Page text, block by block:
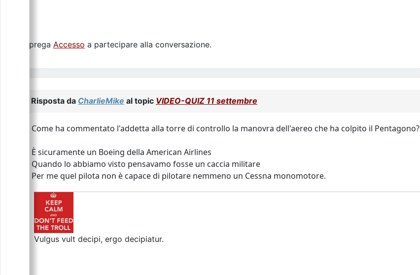
Si prega Accesso a partecipare alla conversazione.
Risposta da CharlieMike al topic VIDEO-QUIZ 11 settembre
Come ha commentato l'addetta alla torre di controllo la manovra dell'aereo che ha colpito il Pentagono?
È sicuramente un Boeing della American Airlines
Quando lo abbiamo visto pensavamo fosse un caccia militare
Per me quel pilota non è capace di pilotare nemmeno un Cessna monomotore.
Vulgus vult decipi, ergo decipiatur.